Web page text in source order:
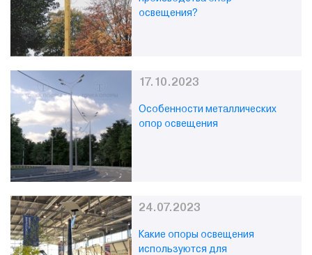
освещения?
17.10.2023
Особенности металлических
опор освещения
24.07.2023
Какие опоры освещения
используются для